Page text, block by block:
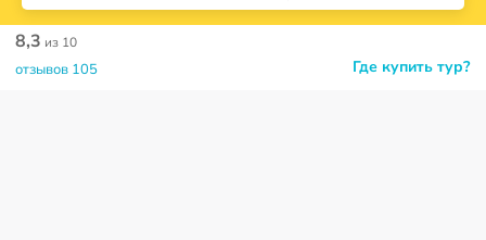
Где купить тур?
8,3 из 10
отзывов 105